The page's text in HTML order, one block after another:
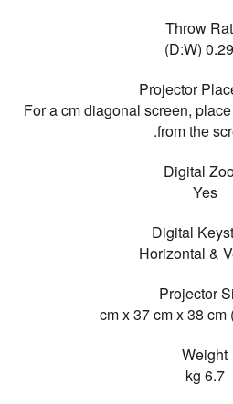
Throw
0.29:1
Projector
For a cm diagonal screen,
from the
Digital
Yes
Digital
Horizontal &
Projector
Weight
6.7 kg